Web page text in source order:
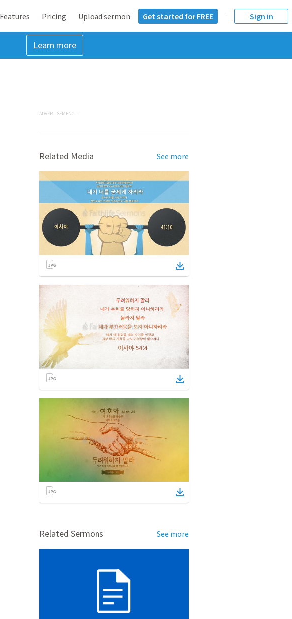
Features Pricing Upload sermon Get started for FREE Sign in
Learn more
ADVERTISEMENT
Related Media See more
Related Sermons See more